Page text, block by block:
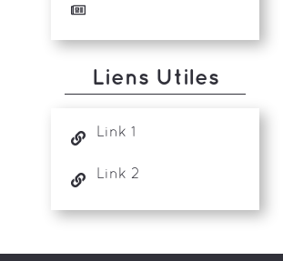
Liens Utiles
Link 1
Link 2